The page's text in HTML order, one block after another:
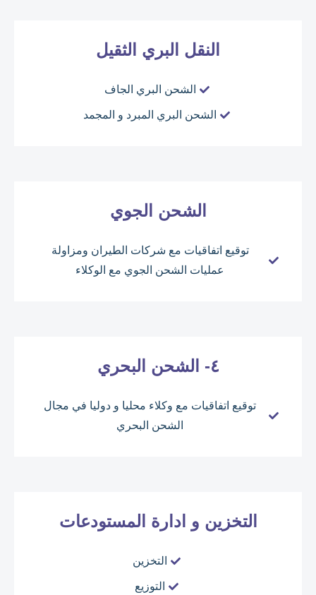
النقل البري الثقيل
الشحن البري الجاف
الشحن البري المبرد و المجمد
الشحن الجوي
توقيع اتفاقيات مع شركات الطيران ومزاولة
عمليات الشحن الجوي مع الوكلاء
توقيع اتفاقيات مع وكلاء محليا و دوليا في مجال
الشحن البحري
التخزين و ادارة المستودعات
التخزين
التوزيع